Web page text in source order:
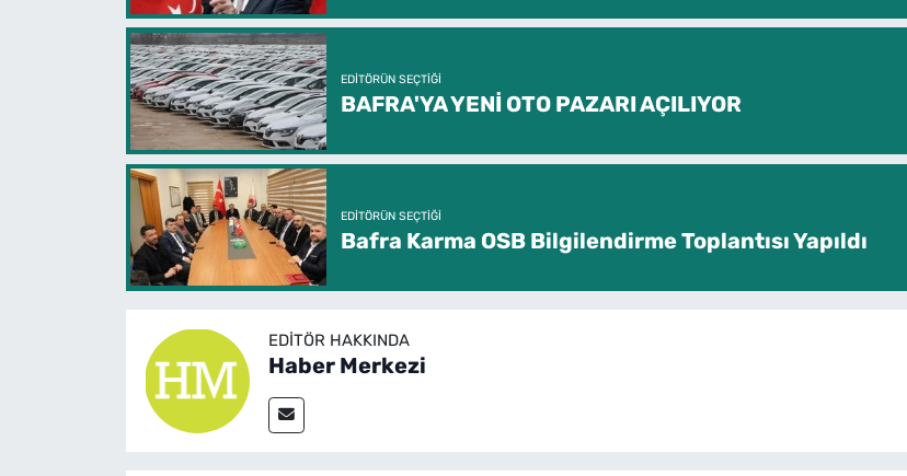
EDITÖRÜN SEÇTIĞI
BAFRA'YA YENİ OTO PAZARI AÇILIYOR
EDITÖRÜN SEÇTIĞI
Bafra Karma OSB Bilgilendirme Toplantısı Yapıldı
EDITÖR HAKKINDA
Haber Merkezi